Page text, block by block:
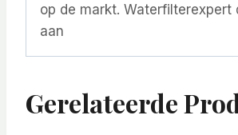
op de markt. Waterfilterexpert
aan
Gerelateerde